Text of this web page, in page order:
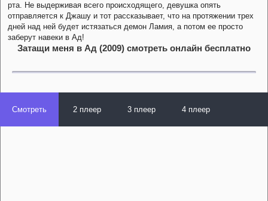
рта. Не выдерживая всего происходящего, девушка опять
отправляется к Джашу и тот рассказывает, что на протяжении трех
дней над ней будет истязаться демон Ламия, а потом ее просто
заберут навеки в Ад!
Затащи меня в Ад (2009) смотреть онлайн бесплатно
Смотреть 2 плеер 3 плеер 4 плеер